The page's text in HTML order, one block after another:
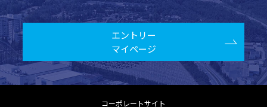
エントリー
マイページ
コーポレートサイト